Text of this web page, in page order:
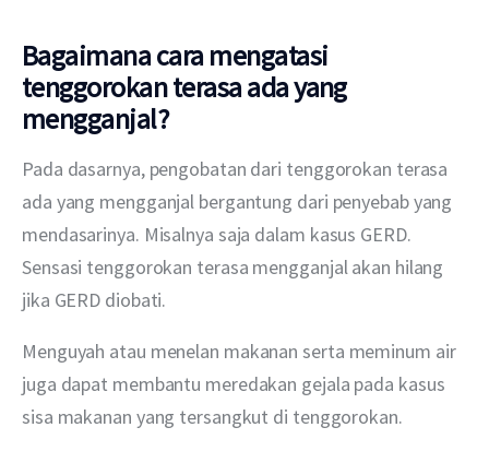
Bagaimana cara mengatasi
tenggorokan terasa ada yang
mengganjal?
Pada dasarnya, pengobatan dari tenggorokan terasa
ada yang mengganjal bergantung dari penyebab yang
mendasarinya. Misalnya saja dalam kasus GERD.
Sensasi tenggorokan terasa mengganjal akan hilang
jika GERD diobati.
Menguyah atau menelan makanan serta meminum air
juga dapat membantu meredakan gejala pada kasus
sisa makanan yang tersangkut di tenggorokan.